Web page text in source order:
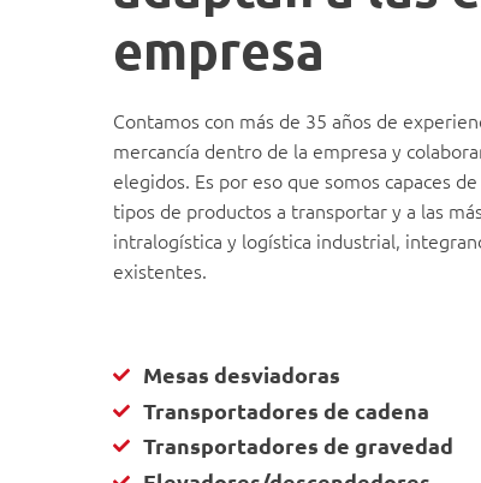
empresa
Contamos con más de 35 años de
mercancía dentro de la empresa y
elegidos. Es por eso que somos capaces
tipos de productos a transportar y a las
intralogística y logística industrial,
existentes.
Mesas desviadoras
Transportadores de cadena
Transportadores de gravedad